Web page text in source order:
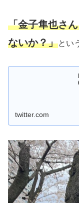
「金子隼也さ
ないか？」とい
twitter.com